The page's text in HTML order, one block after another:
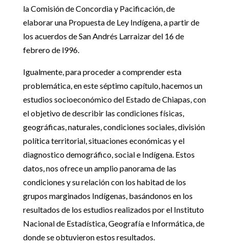
la Comisión de Concordia y Pacificación, de
elaborar una Propuesta de Ley Indígena, a partir de
los acuerdos de San Andrés Larraizar del 16 de
febrero de l996.
Igualmente, para proceder a comprender esta
problemática, en este séptimo capítulo, hacemos un
estudios socioeconómico del Estado de Chiapas, con
el objetivo de describir las condiciones físicas,
geográficas, naturales, condiciones sociales, división
política territorial, situaciones económicas y el
diagnostico demográfico, social e Indígena. Estos
datos, nos ofrece un amplio panorama de las
condiciones y su relación con los habitad de los
grupos marginados Indígenas, basándonos en los
resultados de los estudios realizados por el Instituto
Nacional de Estadística, Geografía e Informática, de
donde se obtuvieron estos resultados.